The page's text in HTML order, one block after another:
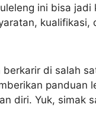
ini bisa
kualifikasi,
di salah
panduan
diri. Yuk, simak